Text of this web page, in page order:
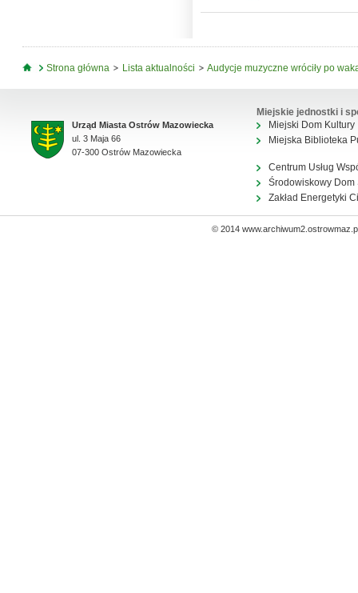
Jesteś tutaj
Strona główna Lista aktualności Audycje muzyczne wróciły po
Urząd Miasta Ostrów Mazowiecka
ul. 3 Maja 66
07-300 Ostrów Mazowiecka
Miejskie jednostki i
Miejski Dom Kultury
Miejska Biblioteka
Centrum Usług
Środowiskowy Dom
Zakład Energetyki
© 2014